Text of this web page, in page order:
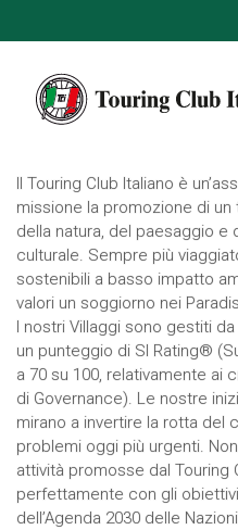
Il Touring Club Italiano è
missione la promozione di
della natura, del paesaggio e
culturale. Sempre più
sostenibili a basso impatto
valori un soggiorno nei
I nostri Villaggi sono gestiti
un punteggio di SI Rating®
a 70 su 100, relativamente ai
di Governance). Le nostre
mirano a invertire la rotta del
problemi oggi più urgenti.
attività promosse dal Touring
perfettamente con gli
dell’Agenda 2030 delle